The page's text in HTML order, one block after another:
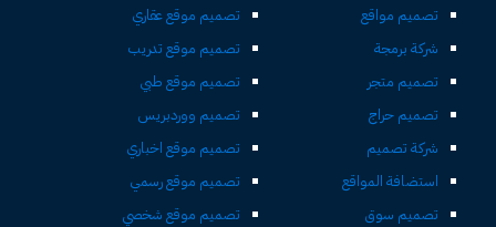
تصميم مواقع
شركة برمجة
تصميم متجر
تصميم حراج
شركة تصميم
استضافة المواقع
تصميم سوق
تصميم موقع عقاري
تصميم موقع تدريب
تصميم موقع طبي
تصميم ووردبريس
تصميم موقع اخباري
تصميم موقع رسمي
تصميم موقع شخصي